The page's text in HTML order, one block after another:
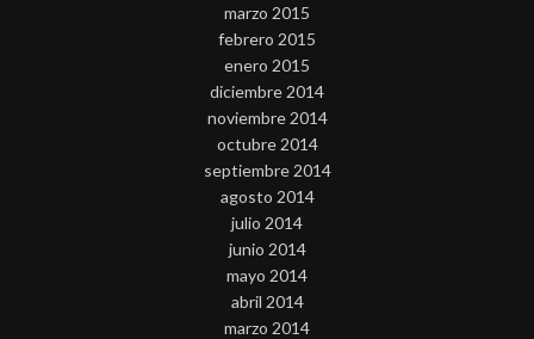
marzo 2015
febrero 2015
enero 2015
diciembre 2014
noviembre 2014
octubre 2014
septiembre 2014
agosto 2014
julio 2014
junio 2014
mayo 2014
abril 2014
marzo 2014